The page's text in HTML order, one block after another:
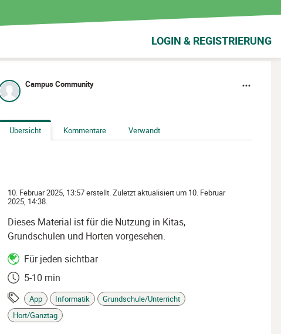
LOGIN & REGISTRIERUNG
Campus Community
Übersicht Kommentare Verwandt
10. Februar 2025, 13:57 erstellt. Zuletzt aktualisiert um 10. Februar
2025, 14:38.
Dieses Material ist für die Nutzung in Kitas,
Grundschulen und Horten vorgesehen.
Für jeden sichtbar
Zeit 5-10 min
Tags
App Informatik
Grundschule/Unterricht
Hort/Ganztag